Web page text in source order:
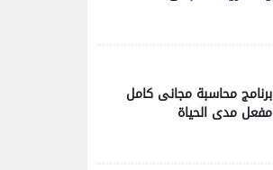
برنامج محاسبة مجانى كامل
مفعل مدى الحياة